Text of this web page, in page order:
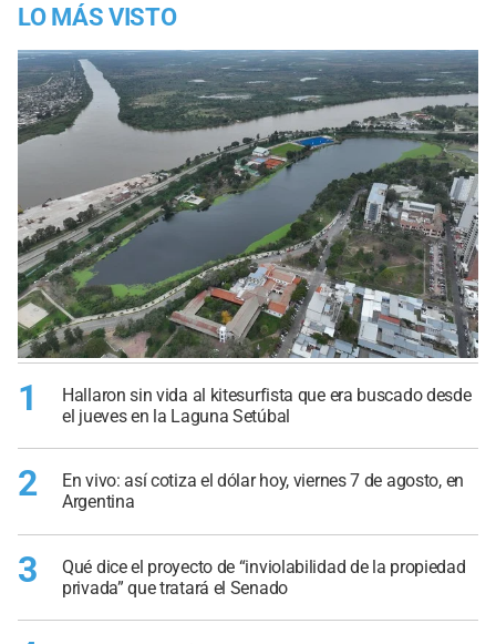
LO MÁS VISTO
1
Hallaron sin vida al kitesurfista que era buscado desde
el jueves en la Laguna Setúbal
2
En vivo: así cotiza el dólar hoy, viernes 7 de agosto, en
Argentina
3
Qué dice el proyecto de “inviolabilidad de la propiedad
privada” que tratará el Senado